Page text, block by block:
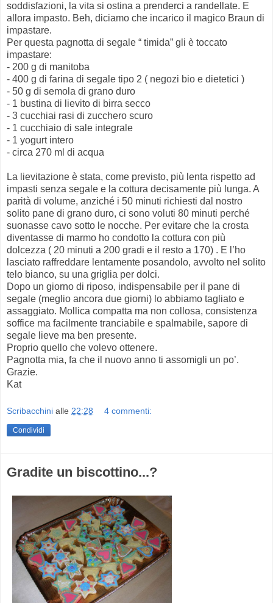
soddisfazioni, la vita si ostina a prenderci a randellate. E
allora impasto. Beh, diciamo che incarico il magico Braun di
impastare.
Per questa pagnotta di segale “ timida” gli è toccato
impastare:
- 200 g di manitoba
- 400 g di farina di segale tipo 2 ( negozi bio e dietetici )
- 50 g di semola di grano duro
- 1 bustina di lievito di birra secco
- 3 cucchiai rasi di zucchero scuro
- 1 cucchiaio di sale integrale
- 1 yogurt intero
- circa 270 ml di acqua
La lievitazione è stata, come previsto, più lenta rispetto ad
impasti senza segale e la cottura decisamente più lunga. A
parità di volume, anziché i 50 minuti richiesti dal nostro
solito pane di grano duro, ci sono voluti 80 minuti perché
suonasse cavo sotto le nocche. Per evitare che la crosta
diventasse di marmo ho condotto la cottura con più
dolcezza ( 20 minuti a 200 gradi e il resto a 170) . E l’ho
lasciato raffreddare lentamente posandolo, avvolto nel solito
telo bianco, su una griglia per dolci.
Dopo un giorno di riposo, indispensabile per il pane di
segale (meglio ancora due giorni) lo abbiamo tagliato e
assaggiato. Mollica compatta ma non collosa, consistenza
soffice ma facilmente tranciabile e spalmabile, sapore di
segale lieve ma ben presente.
Proprio quello che volevo ottenere.
Pagnotta mia, fa che il nuovo anno ti assomigli un po’.
Grazie.
Kat
Scribacchini alle 22:28 4 commenti:
Condividi
Gradite un biscottino...?